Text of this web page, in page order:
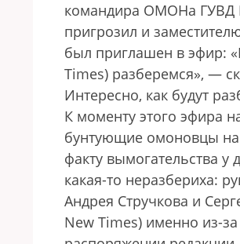
командира ОМОНа ГУВД
пригрозил и
был приглашен в эфир:
Times) разберемся», —
Интересно, как будут
К моменту этого эфира
бунтующие омоновцы на
факту вымогательства у
какая-то неразбериха:
Андрея Стручкова и
New Times) именно из-